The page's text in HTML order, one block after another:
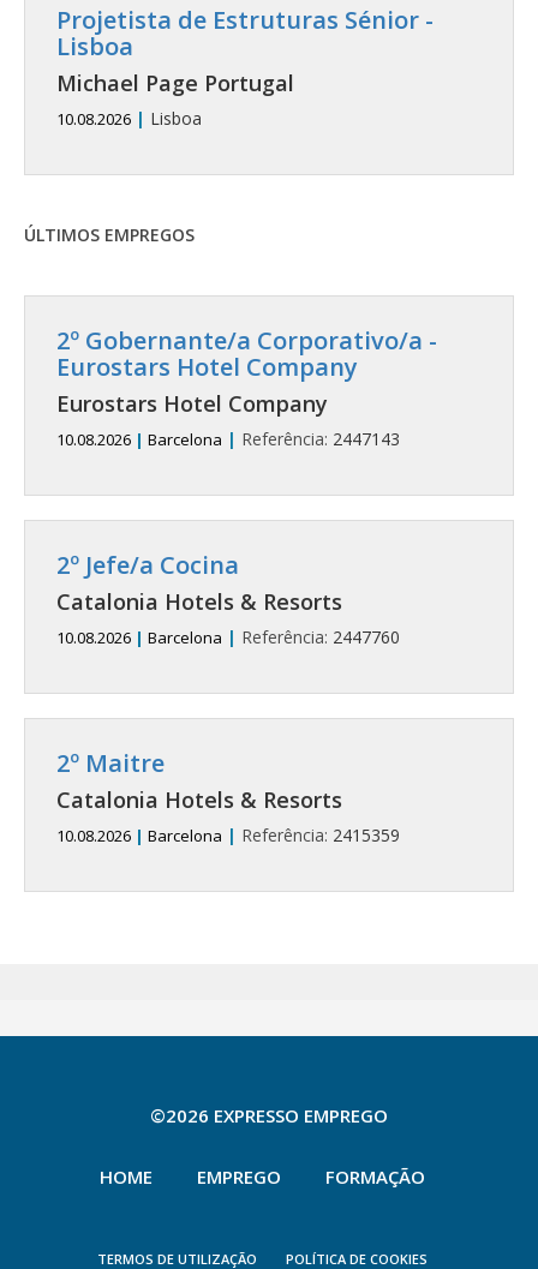
Projetista de Estruturas Sénior -
Lisboa
Michael Page Portugal
10.08.2026 | Lisboa
ÚLTIMOS EMPREGOS
2º Gobernante/a Corporativo/a -
Eurostars Hotel Company
Eurostars Hotel Company
10.08.2026 | Barcelona | Referência: 2447143
2º Jefe/a Cocina
Catalonia Hotels & Resorts
10.08.2026 | Barcelona | Referência: 2447760
2º Maitre
Catalonia Hotels & Resorts
10.08.2026 | Barcelona | Referência: 2415359
©2026 EXPRESSO EMPREGO
HOME EMPREGO FORMAÇÃO
TERMOS DE UTILIZAÇÃO POLÍTICA DE COOKIES